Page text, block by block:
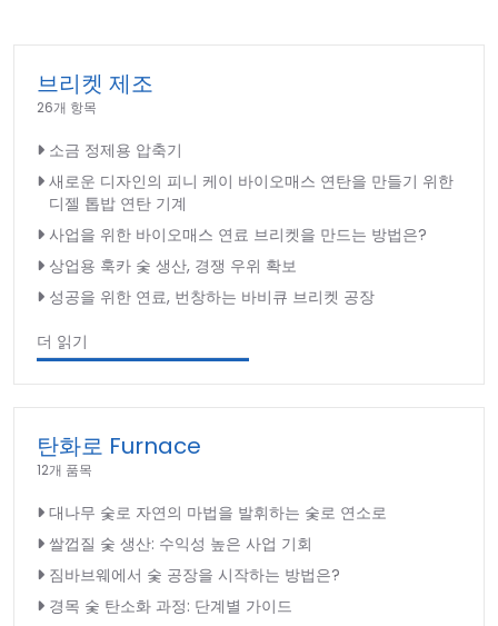
브리켓 제조
26개 항목
소금 정제용 압축기
새로운 디자인의 피니 케이 바이오매스 연탄을 만들기 위한
디젤 톱밥 연탄 기계
사업을 위한 바이오매스 연료 브리켓을 만드는 방법은?
상업용 훅카 숯 생산, 경쟁 우위 확보
성공을 위한 연료, 번창하는 바비큐 브리켓 공장
더 읽기
탄화로 Furnace
12개 품목
대나무 숯로 자연의 마법을 발휘하는 숯로 연소로
쌀껍질 숯 생산: 수익성 높은 사업 기회
짐바브웨에서 숯 공장을 시작하는 방법은?
경목 숯 탄소화 과정: 단계별 가이드